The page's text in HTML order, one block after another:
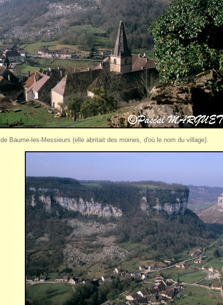
de Baume-les-Messieurs (elle abritait des moines, d'où le nom du village).